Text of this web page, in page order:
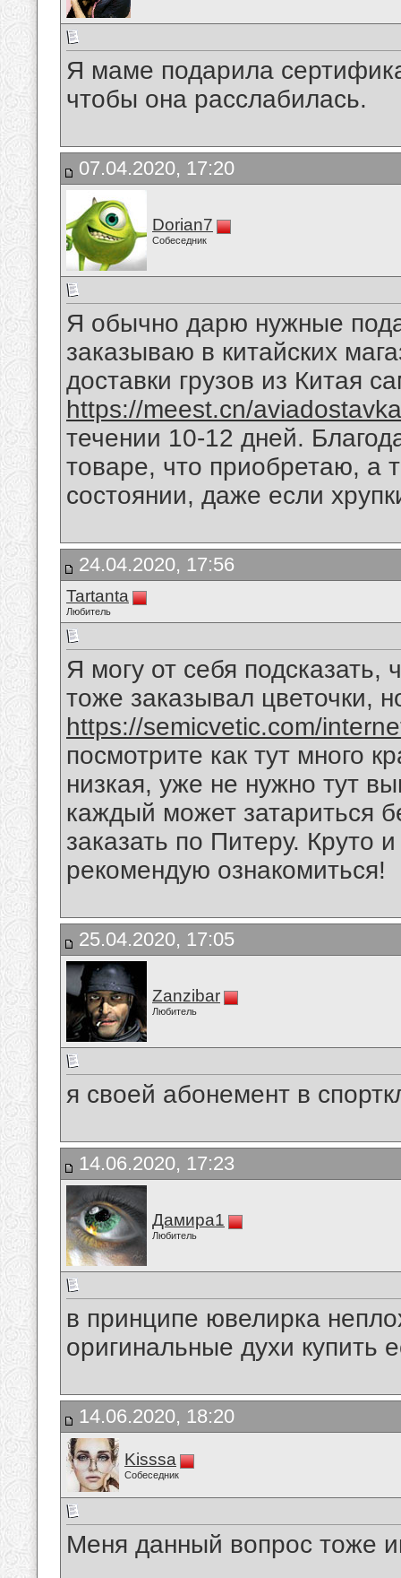
Я маме подарила
чтобы она расслабилась.
07.04.2020, 17:20
Dorian7
Собеседник
Я обычно дарю нужные
заказываю в китайских
доставки грузов из Китая
https://meest.cn/
течении 10-12 дней.
товаре, что приобретаю, а
состоянии, даже если
24.04.2020, 17:56
Tartanta
Любитель
Я могу от себя подсказать,
тоже заказывал цветочки,
https://semicvetic.com/
посмотрите как тут много
низкая, уже не нужно тут
каждый может затариться
заказать по Питеру. Круто
рекомендую ознакомиться!
25.04.2020, 17:05
Zanzibar
Любитель
я своей абонемент в
14.06.2020, 17:23
Дамира1
Любитель
в принципе ювелирка
оригинальные духи купить
14.06.2020, 18:20
Kisssa
Собеседник
Меня данный вопрос тоже